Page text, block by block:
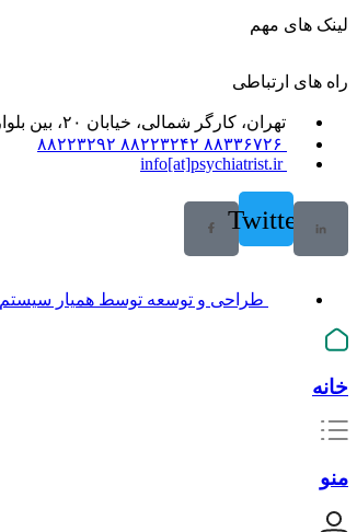
لینک های مهم
راه های ارتباطی
تهران، کارگر شمالی، خیابان ۲۰، بین بلوار فجر ۲ و جانبازان، خیابان ۲۱، پلاک ۶۱، واحد ۲
۸۸۳۳۶۷۲۶ ۸۸۲۲۳۲۴۲ ۸۸۲۲۳۲۹۲
info[at]psychiatrist.ir
Twitter
طراحی و توسعه توسط همیار سیستم
خانه
منو